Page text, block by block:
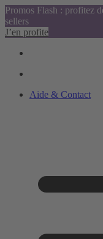
Promos Flash : profitez
sellers
J’en profite
Aide & Contact